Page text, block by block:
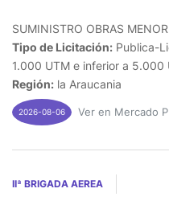
SUMINISTRO OBRAS
Tipo de Licitación: Publica-
1.000 UTM e inferior a 5.000
Región: la Araucania
2026-08-06 Ver en Mercado
IIª BRIGADA AEREA